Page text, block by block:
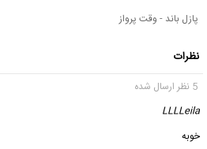
پازل باند - وقت پرواز
نظرات
5 نظر ارسال شده
LLLLeila
خوبه